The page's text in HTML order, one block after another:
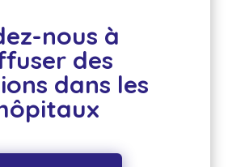
nous à
des
dans les